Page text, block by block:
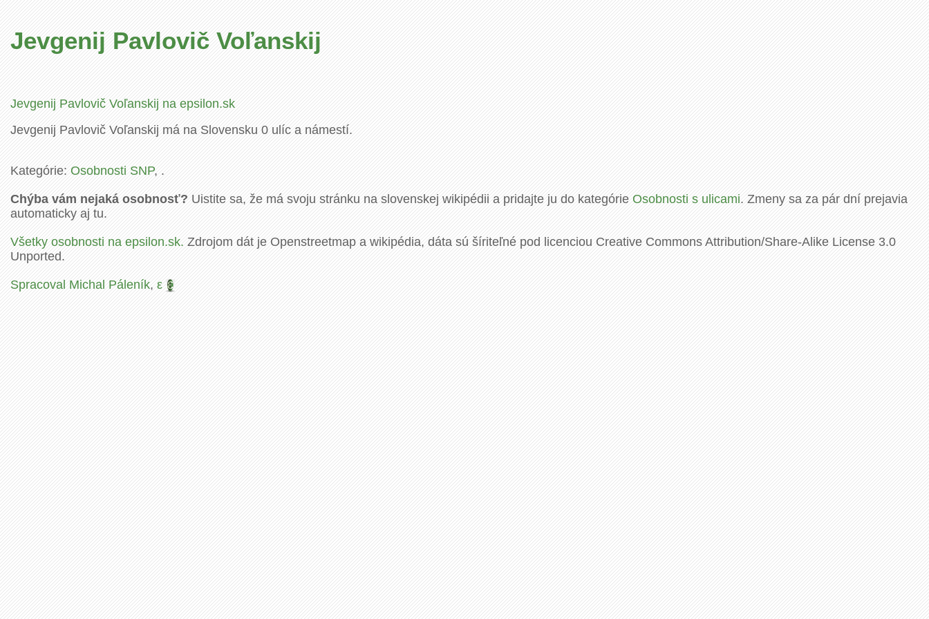
Jevgenij Pavlovič Voľanskij
Jevgenij Pavlovič Voľanskij na epsilon.sk
Jevgenij Pavlovič Voľanskij má na Slovensku 0 ulíc a námestí.
Kategórie:Osobnosti SNP, .
Chýba vám nejaká osobnosť?Uistite sa, že má svoju stránku na slovenskej wikipédii a pridajte ju do kategórieOsobnosti s ulicami. Zmeny sa za pár dní prejavia
automaticky aj tu.
Všetky osobnosti na epsilon.sk.Zdrojom dát je Openstreetmap a wikipédia, dáta sú šíriteľné pod licenciou Creative Commons Attribution/Share-Alike License 3.0
Unported.
Spracoval Michal Páleník,ε